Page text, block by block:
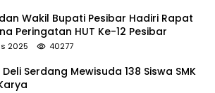
Wakil Bupati Pesibar Hadiri Rapat
Peringatan HUT Ke-12 Pesibar
2025 40277
Serdang Mewisuda 138 Siswa SMK